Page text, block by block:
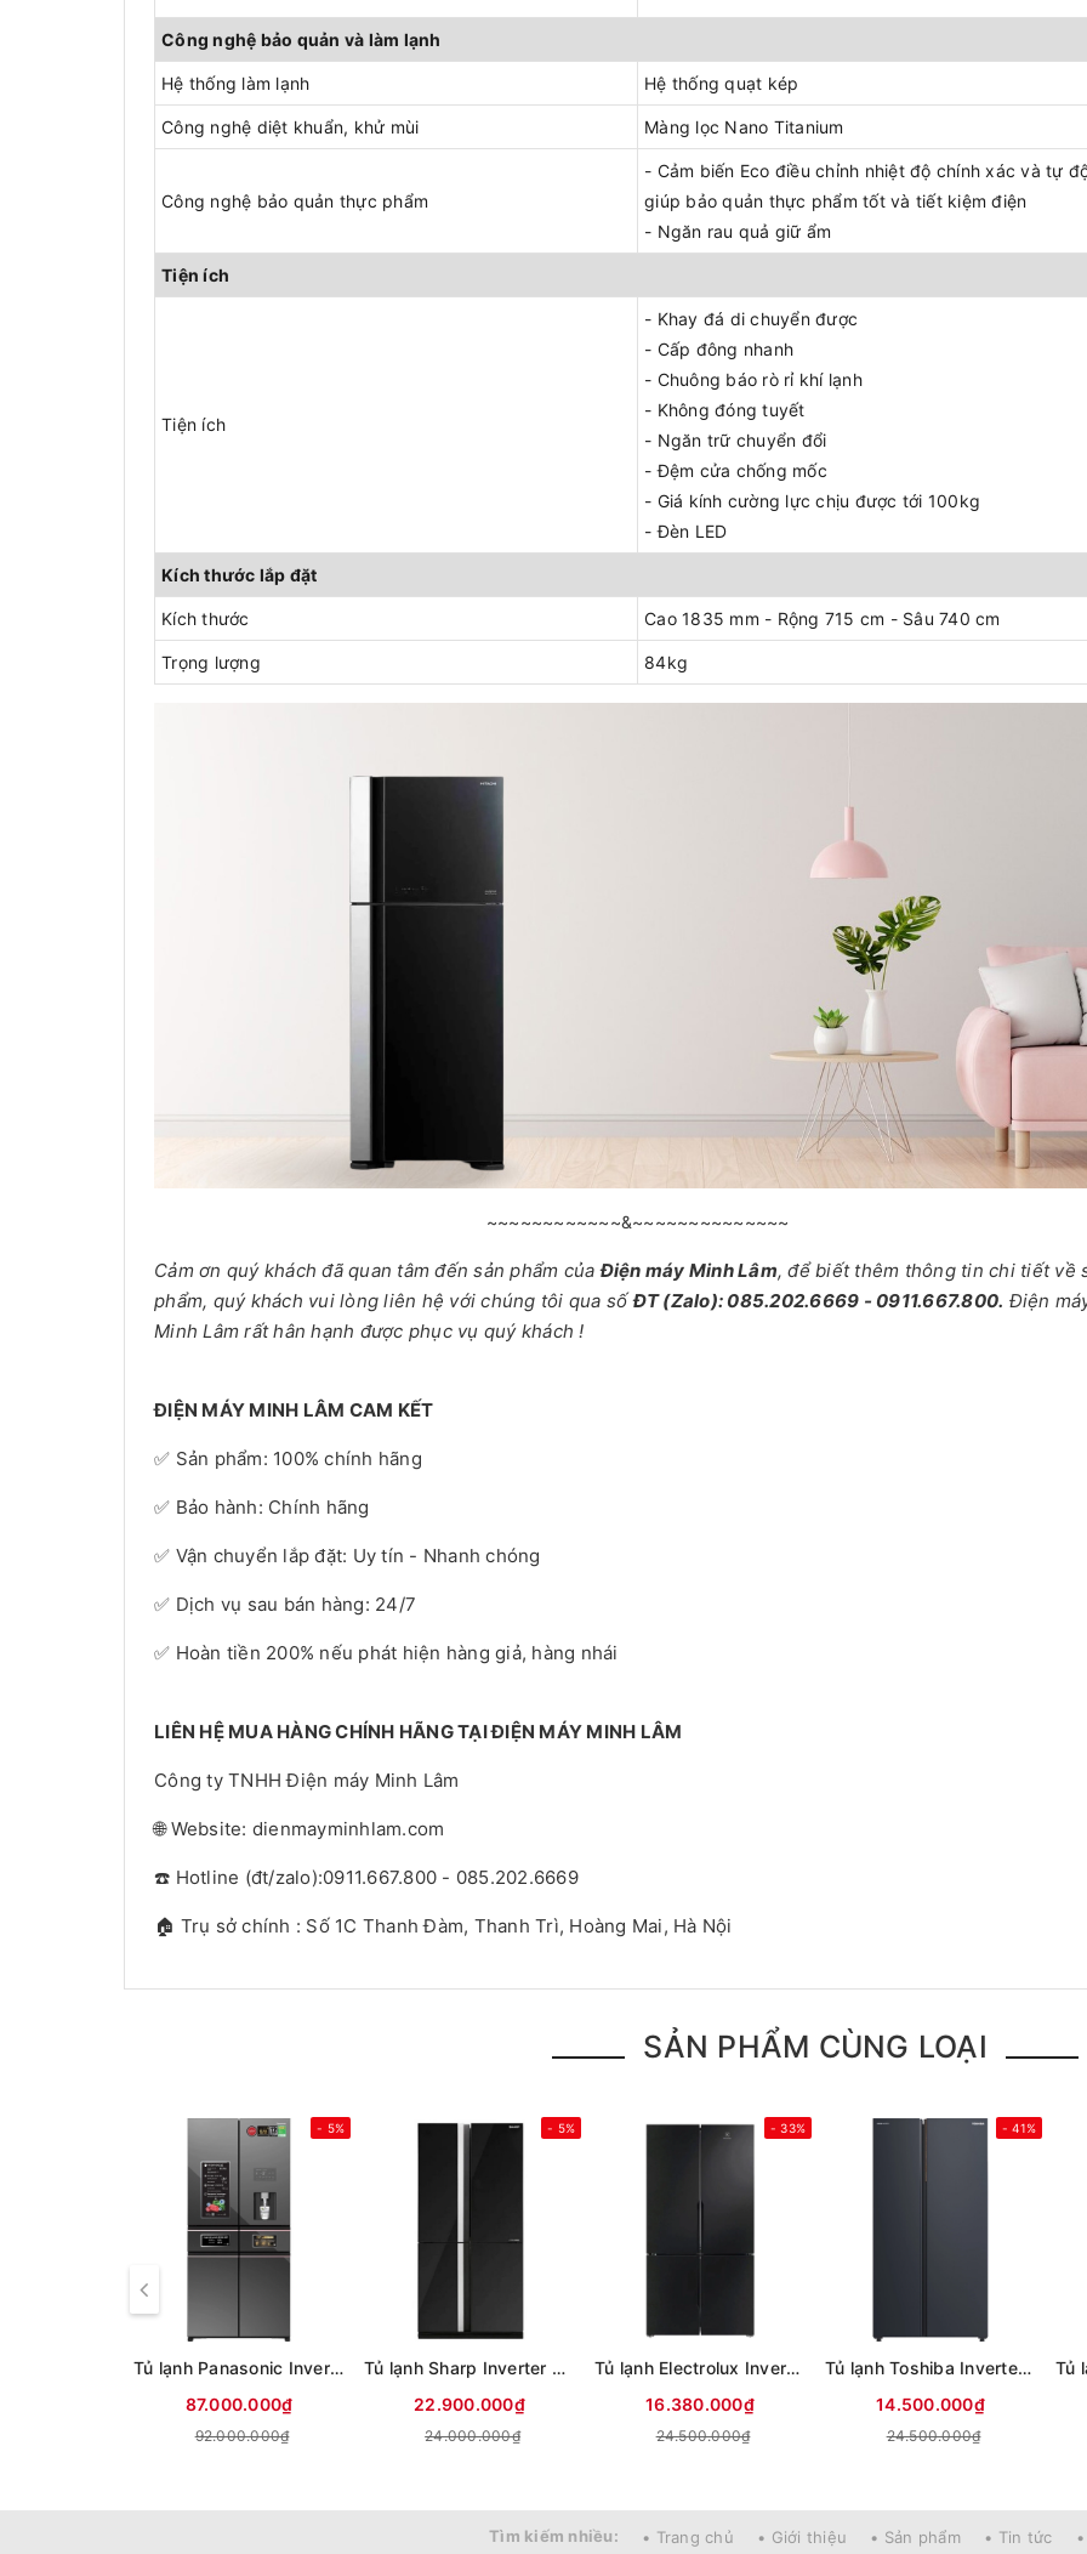
Công nghệ bảo quản và làm lạnh
Hệ thống làm lạnh Hệ thống quạt kép
Công nghệ diệt khuẩn, khử mùi Màng lọc Nano Titanium
Công nghệ bảo quản thực phẩm
- Cảm biến Eco điều chỉnh nhiệt độ chính xác và tự
giúp bảo quản thực phẩm tốt và tiết kiệm điện
- Ngăn rau quả giữ ẩm
Tiện ích
Tiện ích
- Khay đá di chuyển được
- Cấp đông nhanh
- Chuông báo rò rỉ khí lạnh
- Không đóng tuyết
- Ngăn trữ chuyển đổi
- Đệm cửa chống mốc
- Giá kính cường lực chịu được tới 100kg
- Đèn LED
Kích thước lắp đặt
Kích thước Cao 1835 mm - Rộng 715 cm - Sâu 740 cm
Trọng lượng 84kg
~~~~~~~~~~~~&~~~~~~~~~~~~~~
Cảm ơn quý khách đã quan tâm đến sản phẩm củaĐiện máy Minh Lâm, để biết thêm thông tin chi tiết về
phẩm, quý khách vui lòng liên hệ với chúng tôi qua sốĐT (Zalo): 085.202.6669 - 0911.667.800. Điện
Minh Lâm rất hân hạnh được phục vụ quý khách !
ĐIỆN MÁY MINH LÂM CAM KẾT
✅ Sản phẩm: 100% chính hãng
✅ Bảo hành: Chính hãng
✅ Vận chuyển lắp đặt: Uy tín - Nhanh chóng
✅ Dịch vụ sau bán hàng: 24/7
✅ Hoàn tiền 200% nếu phát hiện hàng giả, hàng nhái
LIÊN HỆ MUA HÀNG CHÍNH HÃNG TẠI ĐIỆN MÁY MINH LÂM
Công ty TNHH Điện máy Minh Lâm
🌐 Website: dienmayminhlam.com
☎️ Hotline (đt/zalo):0911.667.800 - 085.202.6669
🏠 Trụ sở chính : Số 1C Thanh Đàm, Thanh Trì, Hoàng Mai, Hà Nội
SẢN PHẨM CÙNG LOẠI
- 5%
Tủ lạnh Panasonic Inverter 650 lít PRIME+ Edition Multi Door NR-WY720ZMMV
87.000.000₫
92.000.000₫
- 5%
Tủ lạnh Sharp Inverter 611 lít Multi Door SJ-FXPI700VG-BK
22.900.000₫
24.000.000₫
- 33%
Tủ lạnh Electrolux Inverter 564 lít Multi Door EQE5700B-B
16.380.000₫
24.500.000₫
- 41%
Tủ lạnh Toshiba Inverter 711 lít Side By Side GR-RS910WI-PMV(06)-MG (Mới 2025)
14.500.000₫
24.500.000₫
Tìm kiếm nhiều: • Trang chủ • Giới thiệu • Sản phẩm • Tin tức